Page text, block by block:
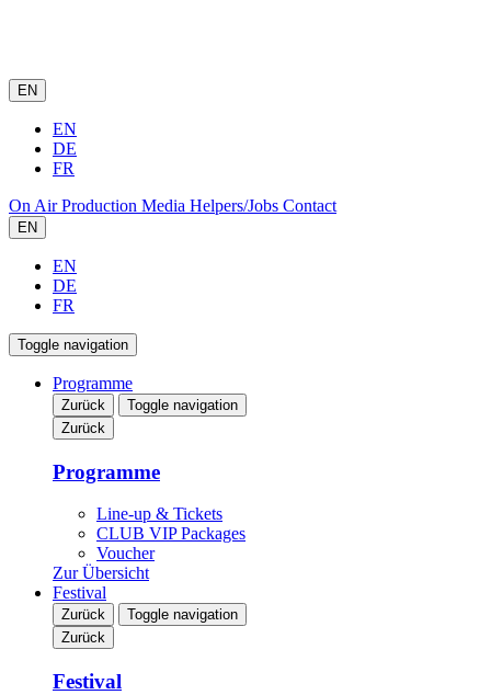
EN
EN
DE
FR
On AirProduction Media Helpers/Jobs Contact
EN
EN
DE
FR
Toggle navigation
Programme
Zurück
Toggle navigation
Zurück
Programme
Line-up & Tickets
CLUB VIP Packages
Voucher
Zur Übersicht
Festival
Zurück
Toggle navigation
Zurück
Festival